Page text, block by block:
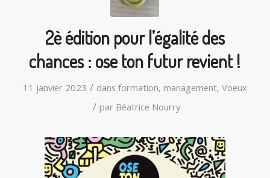
2è édition pour l’égalité des
chances : ose ton futur revient !
11 janvier 2023 / dans formation, management, Voeux
/ par Béatrice Nourry